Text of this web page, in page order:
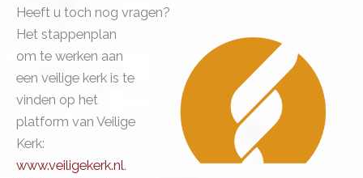
Heeft u toch nog vragen?
Het stappenplan
om te werken aan
een veilige kerk is te
vinden op het
platform van Veilige
Kerk:
www.veiligekerk.nl.